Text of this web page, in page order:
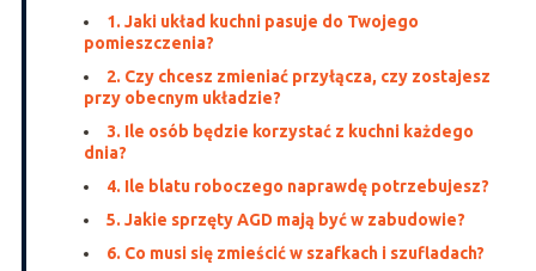
1. Jaki układ kuchni pasuje do Twojego
pomieszczenia?
2. Czy chcesz zmieniać przyłącza, czy zostajesz
przy obecnym układzie?
3. Ile osób będzie korzystać z kuchni każdego
dnia?
4. Ile blatu roboczego naprawdę potrzebujesz?
5. Jakie sprzęty AGD mają być w zabudowie?
6. Co musi się zmieścić w szafkach i szufladach?